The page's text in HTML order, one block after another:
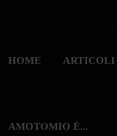
HOME ARTICOLI
AMOTOMIO È...